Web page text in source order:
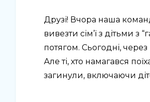
Друзі! Вчора наша
вивезти сім’ї з дітьми з
потягом. Сьогодні,
Але ті, хто намагався
загинули, включаючи